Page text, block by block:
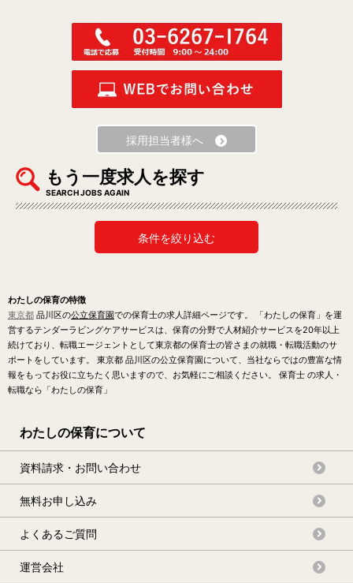
採用担当者様へ
もう一度求人を探す
SEARCH JOBS AGAIN
条件を絞り込む
わたしの保育の特徴
東京都 品川区の公立保育園での保育士の求人詳細ページです。 「わたしの保育」を運
営するテンダーラビングケアサービスは、保育の分野で人材紹介サービスを20年以上
続けており、転職エージェントとして東京都の保育士の皆さまの就職・転職活動のサ
ポートをしています。 東京都 品川区の公立保育園について、当社ならではの豊富な情
報をもってお役に立ちたく思いますので、お気軽にご相談ください。 保育士 の求人・
転職なら「わたしの保育」
わたしの保育について
資料請求・お問い合わせ
無料お申し込み
よくあるご質問
運営会社